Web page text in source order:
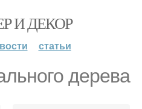
И ДЕКОР
статьи
дерева